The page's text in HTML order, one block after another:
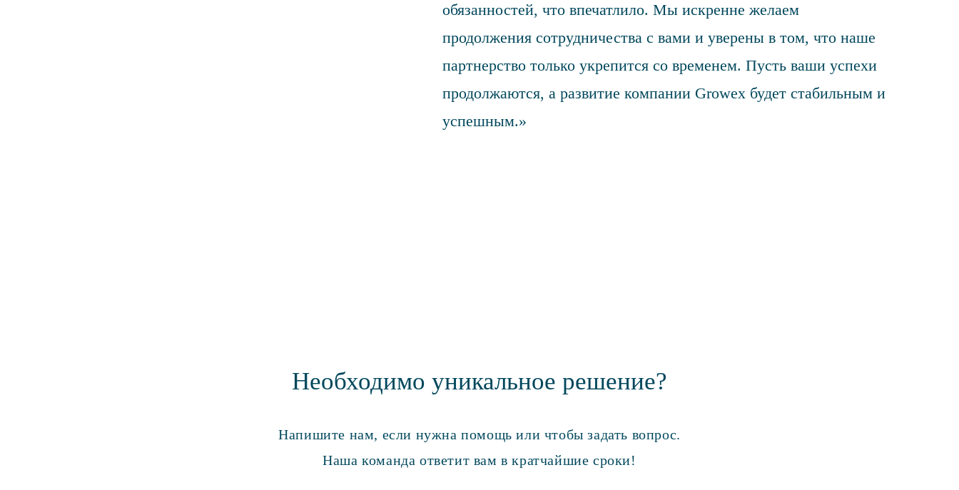
обязанностей, что впечатлило. Мы искренне желаем
продолжения сотрудничества с вами и уверены в том, что наше
партнерство только укрепится со временем. Пусть ваши успехи
продолжаются, а развитие компании Growex будет стабильным и
успешным.»
Необходимо уникальное решение?
Напишите нам, если нужна помощь или чтобы задать вопрос.
Наша команда ответит вам в кратчайшие сроки!